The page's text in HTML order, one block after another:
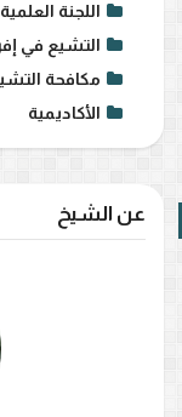
اللجنة العلمية
التشيع في
مكافحة
الأكاديمية
عن الشيخ